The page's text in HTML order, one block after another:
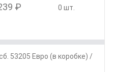
₽ 0 шт.
53205 Евро (в коробке) /